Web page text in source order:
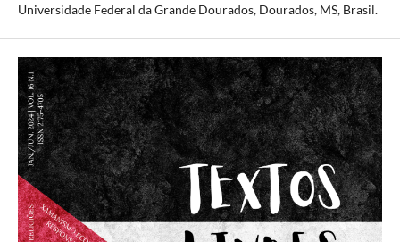
Universidade Federal da Grande Dourados, Dourados, MS, Brasil.